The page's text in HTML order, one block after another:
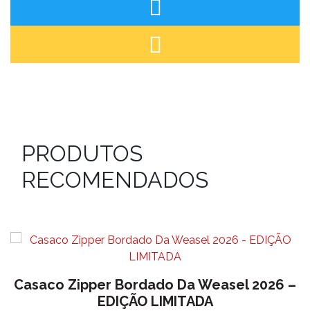
PRODUTOS
RECOMENDADOS
Casaco Zipper Bordado Da Weasel 2026 –
EDIÇÃO LIMITADA